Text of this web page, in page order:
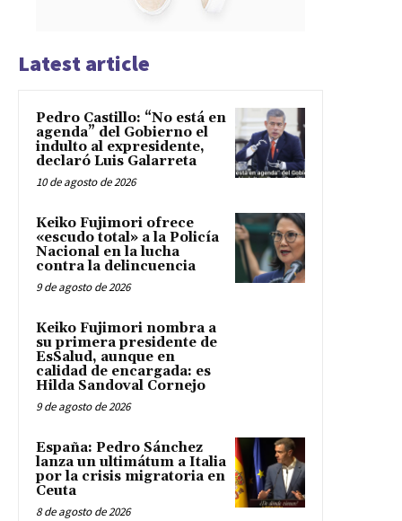
Latest article
Pedro Castillo: “No está en
agenda” del Gobierno el
indulto al expresidente,
declaró Luis Galarreta
10 de agosto de 2026
Keiko Fujimori ofrece
«escudo total» a la Policía
Nacional en la lucha
contra la delincuencia
9 de agosto de 2026
Keiko Fujimori nombra a
su primera presidente de
EsSalud, aunque en
calidad de encargada: es
Hilda Sandoval Cornejo
9 de agosto de 2026
España: Pedro Sánchez
lanza un ultimátum a Italia
por la crisis migratoria en
Ceuta
8 de agosto de 2026